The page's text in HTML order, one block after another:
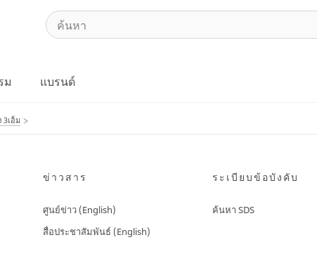
ม แบรนด์
เอ็ม
ข่าวสาร
ศูนย์ข่าว (English)
สื่อประชาสัมพันธ์ (English)
ระเบียบข้อบังคับ
ค้นหา SDS